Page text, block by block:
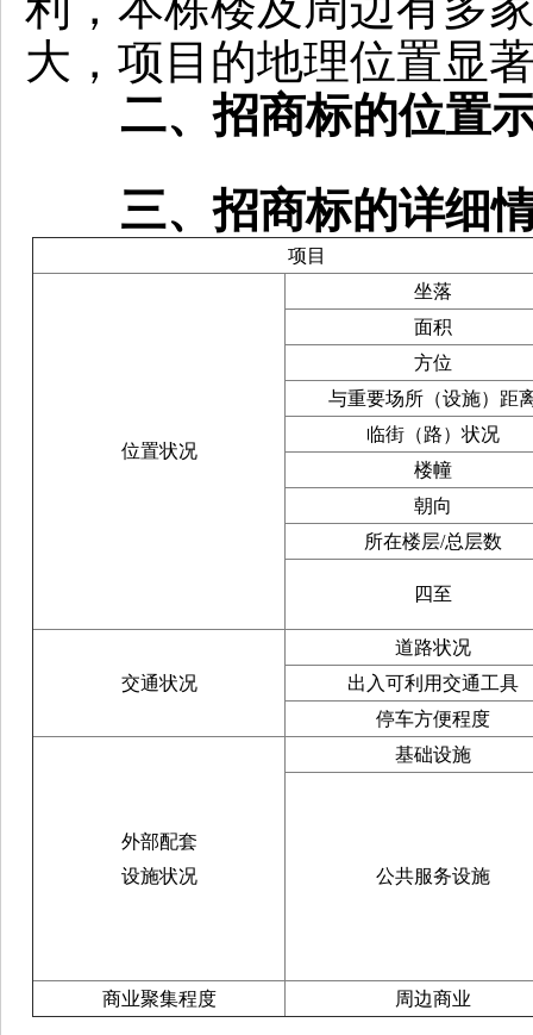
大，项目的地理位置显
二、招商标的位置
三、招商标的详细
项目
位置状况
坐落
面积
方位
与重要场所（设施）距
临街（路）状况
楼幢
朝向
所在楼层/总层数
四至
交通状况
道路状况
出入可利用交通工具
停车方便程度
外部配套
设施状况
基础设施
公共服务设施
商业聚集程度 周边商业